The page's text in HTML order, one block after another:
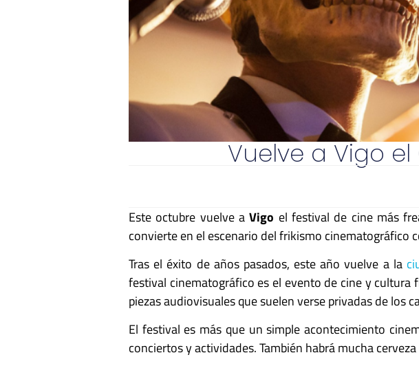
Vuelve a Vigo el
Este octubre vuelve aVigo el festival de cine más
convierte en el escenario del frikismo cinematográfico
Tras el éxito de años pasados, este año vuelve a la
festival cinematográfico es el evento de cine y
piezas audiovisuales que suelen verse privadas de los
El festival es más que un simple acontecimiento
conciertos y actividades. También habrá mucha